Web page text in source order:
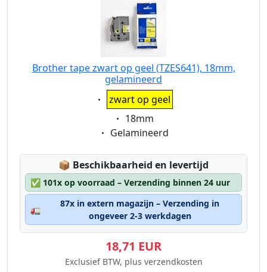
Brother tape zwart op geel (TZES641), 18mm,
gelamineerd
Eigenschaft:
zwart op geel
Eigenschaft:
18mm
Eigenschaft:
Gelamineerd
📦 Lagerstatus:
Beschikbaarheid en levertijd
✅ 101x op voorraad – Verzending binnen 24 uur
🚛
87x in extern magazijn – Verzending in
ongeveer 2-3 werkdagen
18,71 EUR
Exclusief BTW, plus verzendkosten